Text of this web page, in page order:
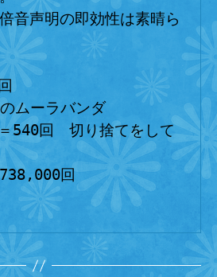
音声明の即効性は素晴ら
ムーラバンダ
540回　切り捨てをして
回